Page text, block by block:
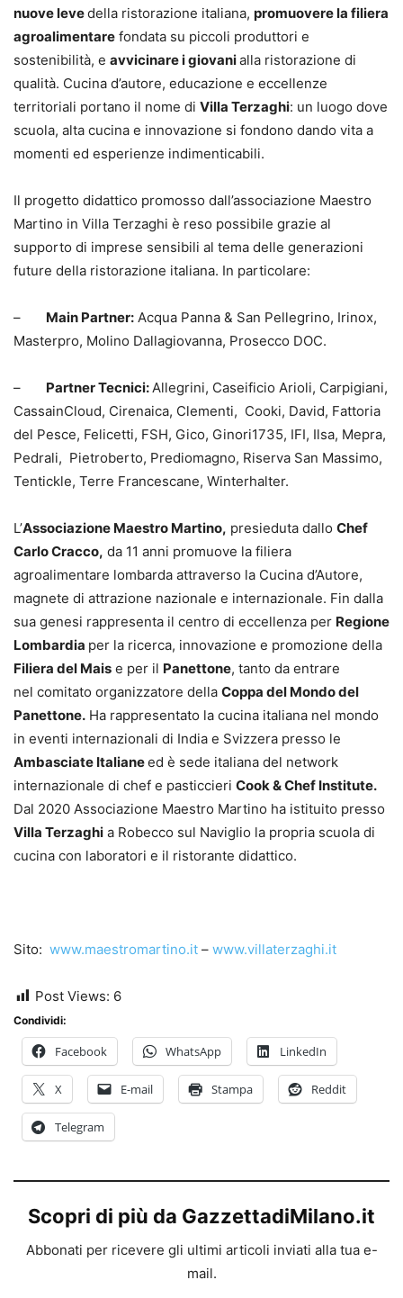
nuove levedella ristorazione italiana, promuovere la filiera
agroalimentare fondata su piccoli produttori e
sostenibilità, e avvicinare i giovanialla ristorazione di
qualità. Cucina d’autore, educazione e eccellenze
territoriali portano il nome di Villa Terzaghi: un luogo dove
scuola, alta cucina e innovazione si fondono dando vita a
momenti ed esperienze indimenticabili.
Il progetto didattico promosso dall’associazione Maestro
Martino in Villa Terzaghi è reso possibile grazie al
supporto di imprese sensibili al tema delle generazioni
future della ristorazione italiana. In particolare:
– Main Partner: Acqua Panna & San Pellegrino, Irinox,
Masterpro, Molino Dallagiovanna, Prosecco DOC.
– Partner Tecnici:Allegrini, Caseificio Arioli, Carpigiani,
CassainCloud, Cirenaica, Clementi, Cooki, David, Fattoria
del Pesce, Felicetti, FSH, Gico, Ginori1735, IFI, Ilsa, Mepra,
Pedrali, Pietroberto, Prediomagno, Riserva San Massimo,
Tentickle, Terre Francescane, Winterhalter.
L’Associazione Maestro Martino, presieduta dallo Chef
Carlo Cracco, da 11 anni promuove la filiera
agroalimentare lombarda attraverso la Cucina d’Autore,
magnete di attrazione nazionale e internazionale. Fin dalla
sua genesi rappresenta il centro di eccellenza per Regione
Lombardia per la ricerca, innovazione e promozione della
Filiera del Mais e per il Panettone, tanto da entrare
nel comitato organizzatore della Coppa del Mondo del
Panettone. Ha rappresentato la cucina italiana nel mondo
in eventi internazionali di India e Svizzera presso le
Ambasciate Italianeed è sede italiana del network
internazionale di chef e pasticcieri Cook & Chef Institute.
Dal 2020 Associazione Maestro Martino ha istituito presso
Villa Terzaghi a Robecco sul Naviglio la propria scuola di
cucina con laboratori e il ristorante didattico.
Sito: www.maestromartino.it – www.villaterzaghi.it
Post Views: 6
Condividi:
Facebook WhatsApp LinkedIn
X E-mail Stampa Reddit
Telegram
Scopri di più da GazzettadiMilano.it
Abbonati per ricevere gli ultimi articoli inviati alla tua e-
mail.